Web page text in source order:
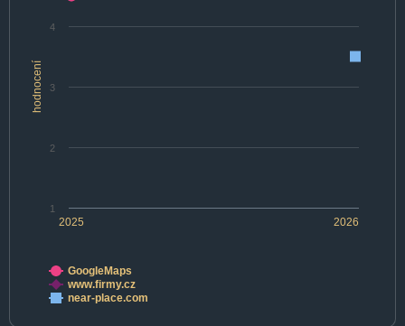
hodnocení
2025 2026
1
2
3
4
GoogleMaps
www.firmy.cz
near-place.com